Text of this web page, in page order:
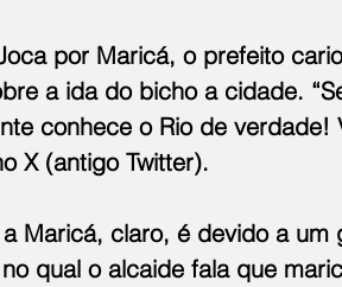
por Maricá, o prefeito
a ida do bicho a cidade.
conhece o Rio de verdade!
X (antigo Twitter).
Maricá, claro, é devido a um
qual o alcaide fala que